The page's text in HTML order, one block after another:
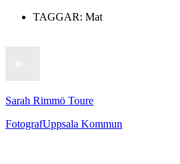
TAGGAR: Mat
Sarah Rimmö Toure
FotografUppsala Kommun